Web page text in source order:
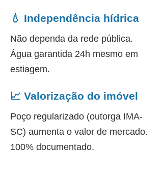
💧 Independência hídrica
Não dependa da rede pública.
Água garantida 24h mesmo em
estiagem.
📈 Valorização do imóvel
Poço regularizado (outorga IMA-
SC) aumenta o valor de mercado.
100% documentado.